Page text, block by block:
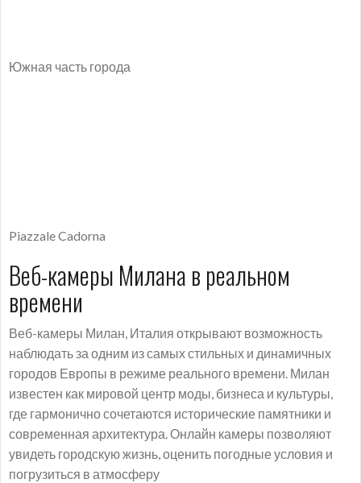
Южная часть города
Piazzale Cadorna
Веб-камеры Милана в реальном
времени
Веб-камеры Милан, Италия открывают возможность
наблюдать за одним из самых стильных и динамичных
городов Европы в режиме реального времени. Милан
известен как мировой центр моды, бизнеса и культуры,
где гармонично сочетаются исторические памятники и
современная архитектура. Онлайн камеры позволяют
увидеть городскую жизнь, оценить погодные условия и
погрузиться в атмосферу